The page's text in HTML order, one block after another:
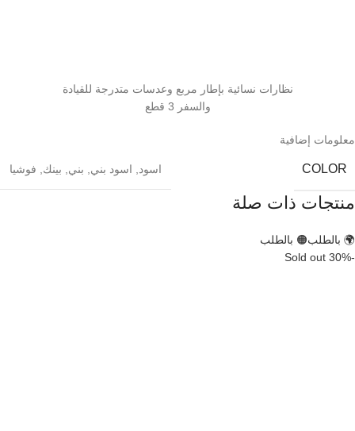
نظارات نسائية بإطار مربع وعدسات متدرجة للقيادة
والسفر 3 قطع
معلومات إضافية
COLOR اسود اسود بني بني بينك فوشيا
منتجات ذات صلة
🌍 بالطلب🟠 بالطلب
-30%
Sold out